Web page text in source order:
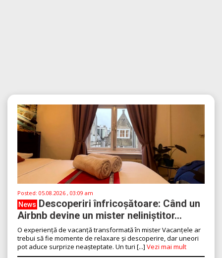
Posted: 05.08.2026 , 03:09 am
News Descoperiri înfricoșătoare: Când un
Airbnb devine un mister neliniștitor...
O experiență de vacanță transformată în mister Vacanțele ar
trebui să fie momente de relaxare și descoperire, dar uneori
pot aduce surprize neașteptate. Un turi [...] Vezi mai mult